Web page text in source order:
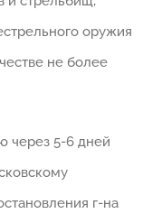
оружия
не более
через 5-6 дней
г-на